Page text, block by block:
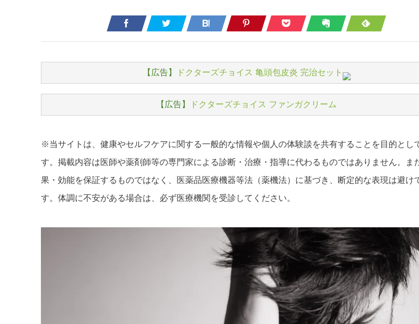
【広告】 ドクターズチョイス 亀頭包皮炎 完治セット
【広告】 ドクターズチョイス ファンガクリーム
※当サイトは、健康やセルフケアに関する一般的な情報や個人の体験談を共有することを目的とし
す。掲載内容は医師や薬剤師等の専門家による診断・治療・指導に代わるものではありません。ま
果・効能を保証するものではなく、医薬品医療機器等法（薬機法）に基づき、断定的な表現は避け
す。体調に不安がある場合は、必ず医療機関を受診してください。